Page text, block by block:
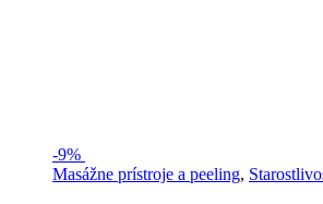
-9%
Masážne prístroje a peeling,